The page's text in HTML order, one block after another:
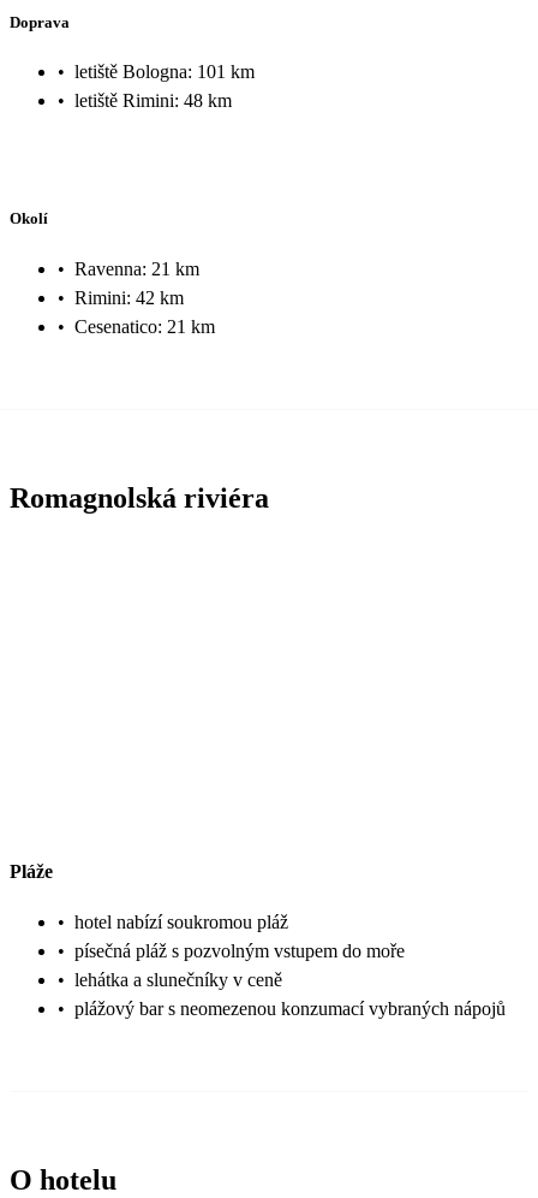
Doprava
• letiště Bologna: 101 km
• letiště Rimini: 48 km
Okolí
• Ravenna: 21 km
• Rimini: 42 km
• Cesenatico: 21 km
Romagnolská riviéra
Pláže
• hotel nabízí soukromou pláž
• písečná pláž s pozvolným vstupem do moře
• lehátka a slunečníky v ceně
• plážový bar s neomezenou konzumací vybraných nápojů
O hotelu